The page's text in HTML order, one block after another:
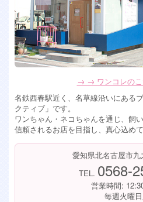
2026年5月28日
可愛すぎるミックス犬女の子
ー
2026年4月6日
ポメションMIX犬男の子、トイ
2026年1月30日
珍しい！ホワイトシュナウザー
→ → ワンコレの
名鉄西春駅近く、名草線沿いにある
クティブ」です。
ワンちゃん・ネコちゃんを通じ、飼
信頼されるお店を目指し、真心込めて
愛知県北名古屋市九
TEL. 0568-
営業時間:
毎週火曜